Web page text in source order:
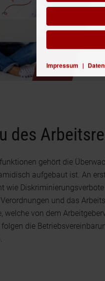
des
gehört die
aufgebaut ist. An
wie
und das
welche von dem
folgen die
Impressum |